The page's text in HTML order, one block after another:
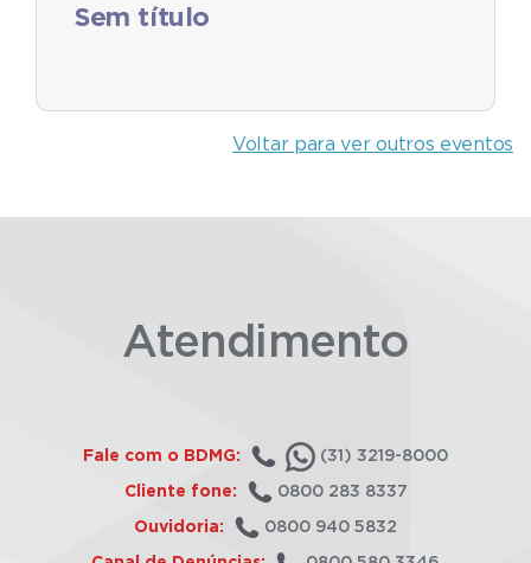
Sem título
Voltar para ver outros eventos
Atendimento
Fale com o BDMG: (31) 3219-8000
Cliente fone: 0800 283 8337
Ouvidoria: 0800 940 5832